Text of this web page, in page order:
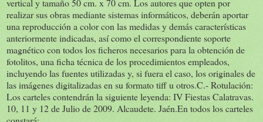
realizar sus obras mediante sistemas informáticos, deberán aportar
una reproducción a color con las medidas y demás características
anteriormente indicadas, así como el correspondiente soporte
magnético con todos los ficheros necesarios para la obtención de
fotolitos, una ficha técnica de los procedimientos empleados,
incluyendo las fuentes utilizadas y, si fuera el caso, los originales de
las imágenes digitalizadas en su formato tiff u otros.C.- Rotulación:
Los carteles contendrán la siguiente leyenda: IV Fiestas Calatravas.
10, 11 y 12 de Julio de 2009. Alcaudete. Jaén.En todos los carteles